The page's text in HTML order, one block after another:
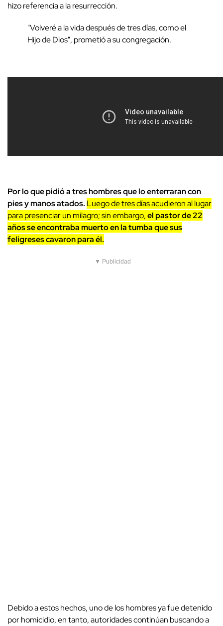
hizo referencia a la resurrección.
"Volveré a la vida después de tres días, como el
Hijo de Dios", prometió a su congregación.
Por lo que pidió a tres hombres que lo enterraran con
pies y manos atados. Luego de tres días acudieron al lugar
para presenciar un milagro; sin embargo,el pastor de 22
años se encontraba muerto en la tumba que sus
feligreses cavaron para él.
▼ Publicidad
Debido a estos hechos, uno de los hombres ya fue detenido
por homicidio, en tanto, autoridades continúan buscando a